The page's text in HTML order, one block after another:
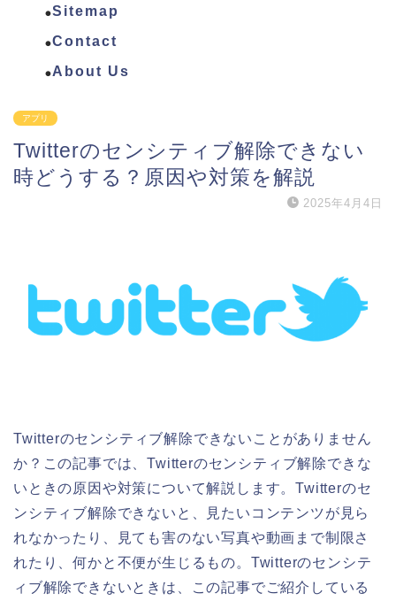
Sitemap
Contact
About Us
アプリ
Twitterのセンシティブ解除できない
時どうする？原因や対策を解説
2025年4月4日
Twitterのセンシティブ解除できないことがありません
か？この記事では、Twitterのセンシティブ解除できな
いときの原因や対策について解説します。Twitterのセ
ンシティブ解除できないと、見たいコンテンツが見ら
れなかったり、見ても害のない写真や動画まで制限さ
れたり、何かと不便が生じるもの。Twitterのセンシテ
ィブ解除できないときは、この記事でご紹介している